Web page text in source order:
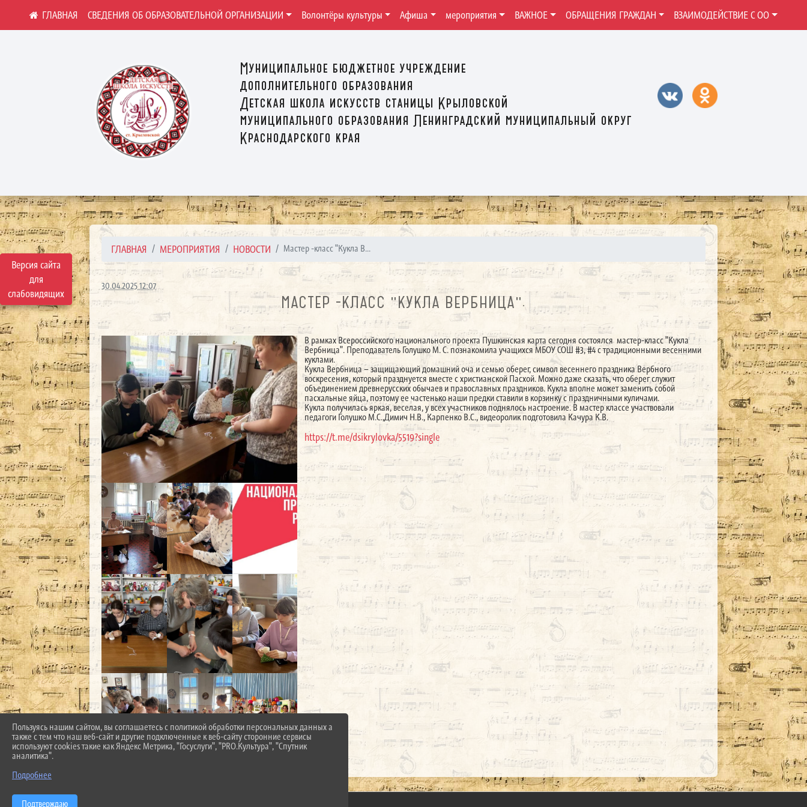
Версия сайта
для
слабовидящих
Муниципальное бюджетное учреждение
дополнительного образования
Детская школа искусств станицы Крыловской
муниципального образования Ленинградский муниципальный округ
Краснодарского края
СВЕДЕНИЯ ОБ ОБРАЗОВАТЕЛЬНОЙ ОРГАНИЗАЦИИ Волонтёры культуры Афиша мероприятия ВАЖНОЕ ОБРАЩЕНИЯ ГРАЖДАН ВЗАИМОДЕЙСТВИЕ С ОО
ГЛАВНАЯ МЕРОПРИЯТИЯ НОВОСТИ Мастер -класс "Кукла В...
30.04.2025 12:07
МАСТЕР -КЛАСС "КУКЛА ВЕРБНИЦА".
В рамках Всероссийского национального проекта Пушкинская карта сегодня состоялся мастер-класс "Кукла
Вербница". Преподаватель Голушко М. С. познакомила учащихся МБОУ СОШ #3, #4 с традиционными весенними
куклами.
Кукла Вербница – защищающий домашний оча и семью оберег, символ весеннего праздника Вербного
воскресения, который празднуется вместе с христианской Пасхой. Можно даже сказать, что оберег служит
объединением древнерусских обычаев и православных праздников. Кукла вполне может заменить собой
пасхальные яйца, поэтому ее частенько наши предки ставили в корзинку с праздничными куличами.
Кукла получилась яркая, веселая, у всех участников поднялось настроение. В мастер классе участвовали
педагоги Голушко М.С.,Димич Н.В., Карпенко В.С., видеоролик подготовила Качура К.В.
https://t.me/dsikrylovka/5519?single
Пользуясь нашим сайтом, вы соглашаетесь с политикой обработки персональных данных а
также с тем что наш веб-сайт и другие подключенные к веб-сайту сторонние сервисы
используют cookies такие как Яндекс Метрика, "Госуслуги", "PRO.Культура", "Спутник
аналитика".
Подробнее
Подтверждаю